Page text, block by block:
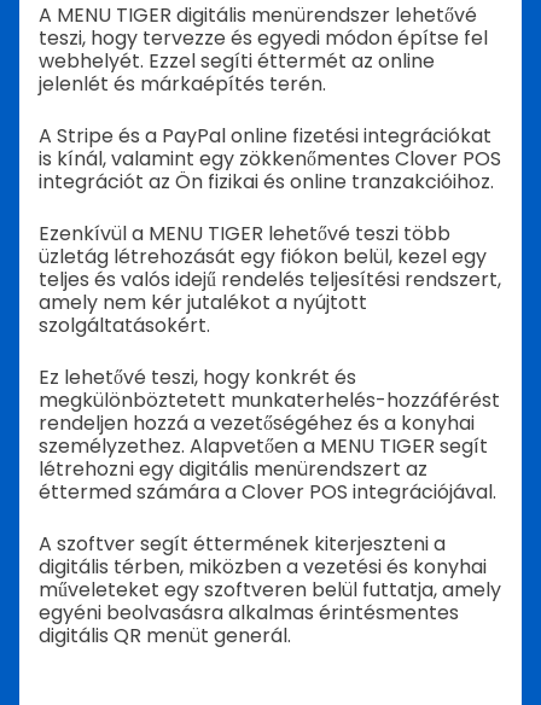
A MENU TIGER digitális menürendszer lehetővé
teszi, hogy tervezze és egyedi módon építse fel
webhelyét. Ezzel segíti éttermét az online
jelenlét és márkaépítés terén.
A Stripe és a PayPal online fizetési integrációkat
is kínál, valamint egy zökkenőmentes Clover POS
integrációt az Ön fizikai és online tranzakcióihoz.
Ezenkívül a MENU TIGER lehetővé teszi több
üzletág létrehozását egy fiókon belül, kezel egy
teljes és valós idejű rendelés teljesítési rendszert,
amely nem kér jutalékot a nyújtott
szolgáltatásokért.
Ez lehetővé teszi, hogy konkrét és
megkülönböztetett munkaterhelés-hozzáférést
rendeljen hozzá a vezetőségéhez és a konyhai
személyzethez. Alapvetően a MENU TIGER segít
létrehozni egy digitális menürendszert az
éttermed számára a Clover POS integrációjával.
A szoftver segít éttermének kiterjeszteni a
digitális térben, miközben a vezetési és konyhai
műveleteket egy szoftveren belül futtatja, amely
egyéni beolvasásra alkalmas érintésmentes
digitális QR menüt generál.